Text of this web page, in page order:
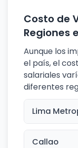
Costo de
Regiones
Aunque los
el país, el
salariales
diferentes
Lima
Callao